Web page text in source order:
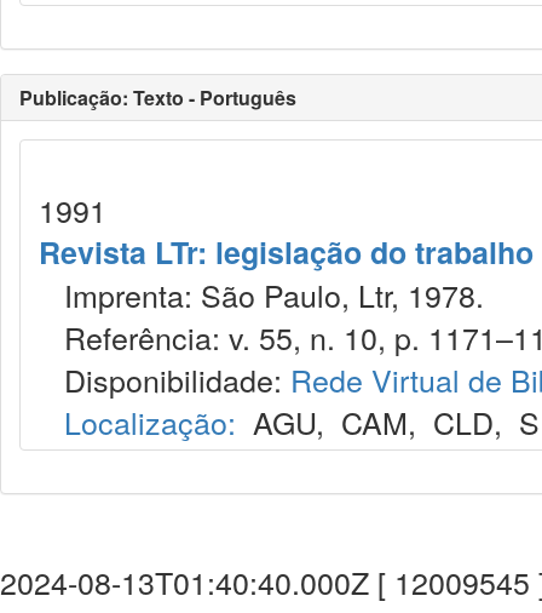
Publicação: Texto - Português
1991
Revista LTr: legislação do trabalho
Imprenta: São Paulo, Ltr, 1978.
Referência: v. 55, n. 10, p.
Disponibilidade: Rede Virtual de
Localização: AGU, CAM, CLD,
2024-08-13T01:40:40.000Z [ 12009545